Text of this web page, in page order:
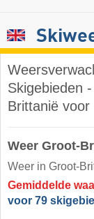
Skigebieden
Brittanië voor
Weer Groot-
Weer in Groot-
Gemiddelde
voor 79